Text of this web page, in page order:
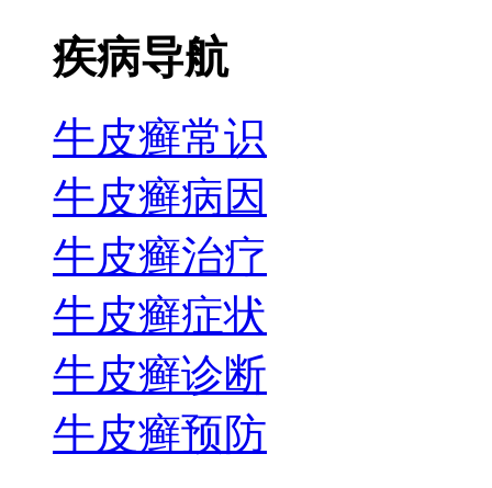
疾病导航
牛皮癣常识
牛皮癣病因
牛皮癣治疗
牛皮癣症状
牛皮癣诊断
牛皮癣预防